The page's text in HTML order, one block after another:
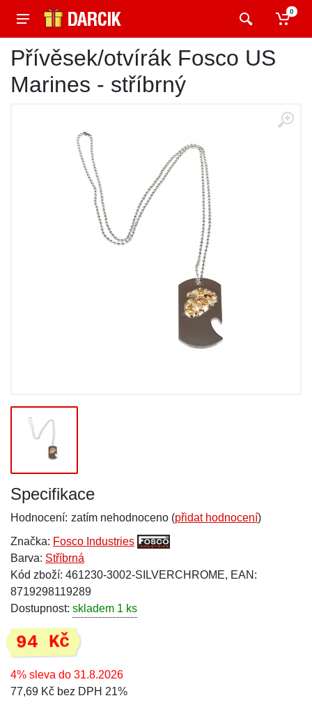
0
Přívěsek/otvírák Fosco US
Marines - stříbrný
Specifikace
Hodnocení: zatím nehodnoceno (přidat hodnocení)
Značka: Fosco Industries
Barva: Stříbrná
Kód zboží: 461230-3002-SILVERCHROME, EAN:
8719298119289
Dostupnost: skladem 1 ks
94 Kč
4% sleva do 31.8.2026
77,69 Kč bez DPH 21%